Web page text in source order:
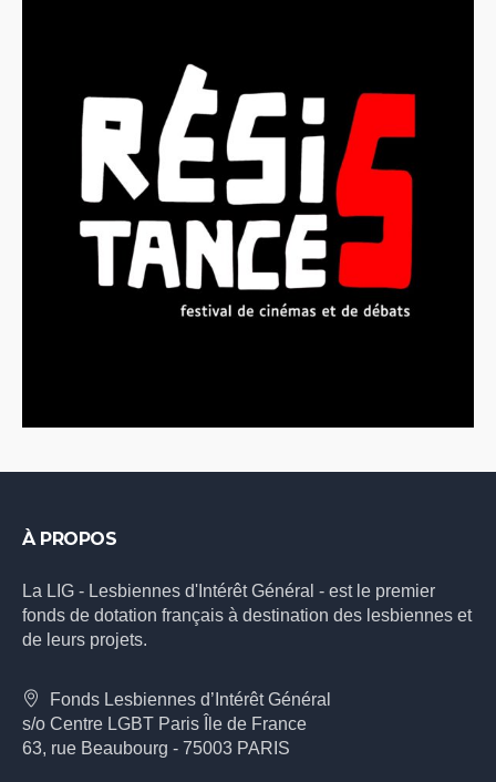
À PROPOS
La LIG - Lesbiennes d'Intérêt Général - est le premier
fonds de dotation français à destination des lesbiennes et
de leurs projets.
Fonds Lesbiennes d’Intérêt Général
s/o Centre LGBT Paris Île de France
63, rue Beaubourg - 75003 PARIS